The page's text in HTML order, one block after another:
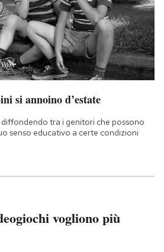
si annoino d’estate
diffondendo tra i genitori che possono
senso educativo a certe condizioni
vogliono più